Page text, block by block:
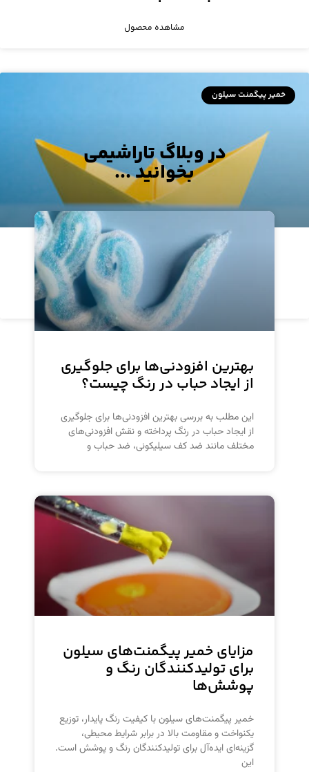
مشاهده محصول
خمیر پیگمنت سیلون
خمیرپیگمنت روغنی زرد ۵۲۳۴
مشاهده محصول
در وبلاگ تاراشیمی
بخوانید ...
بهترین افزودنی‌ها برای جلوگیری
از ایجاد حباب در رنگ چیست؟
این مطلب به بررسی بهترین افزودنی‌ها برای جلوگیری
از ایجاد حباب در رنگ پرداخته و نقش افزودنی‌های
مختلف مانند ضد کف سیلیکونی، ضد حباب و
مزایای خمیر پیگمنت‌های سیلون
برای تولیدکنندگان رنگ و
پوشش‌ها
خمیر پیگمنت‌های سیلون با کیفیت رنگ پایدار، توزیع
یکنواخت و مقاومت بالا در برابر شرایط محیطی،
گزینه‌ای ایده‌آل برای تولیدکنندگان رنگ و پوشش است.
این